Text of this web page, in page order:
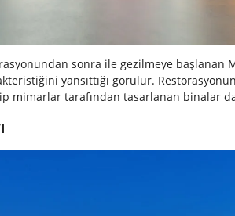
sonra ile gezilmeye başlanan
yansıttığı görülür.
mimarlar tarafından tasarlanan binalar